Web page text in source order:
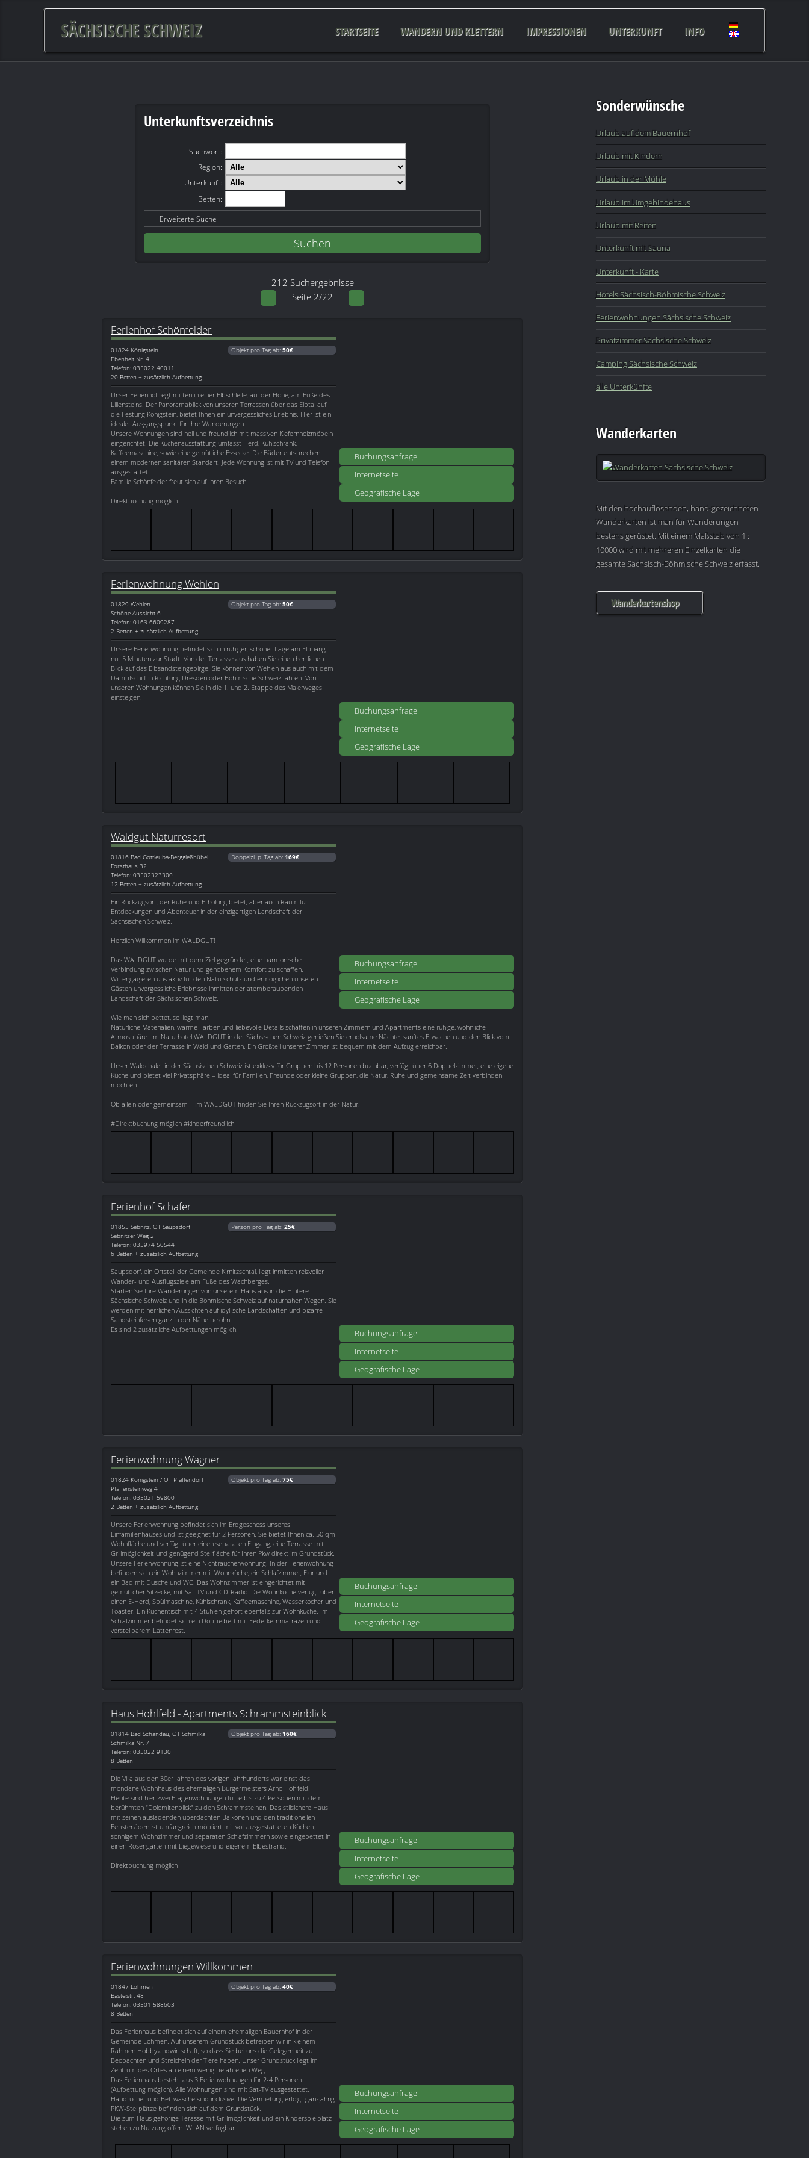
SÄCHSISCHE SCHWEIZ STARTSEITE WANDERN UND KLETTERN IMPRESSIONEN UNTERKUNFT INFO
Unterkunftsverzeichnis
Suchwort:
Region:
Unterkunft:
Betten:
Erweiterte Suche
212 Suchergebnisse
Seite 2/22
Buchungsanfrage
Internetseite
Geografische Lage
Ferienhof Schönfelder
01824 Königstein
Ebenheit Nr. 4
Telefon: 035022 40011
20 Betten + zusätzlich Aufbettung
Objekt pro Tag ab: 50€
Unser Ferienhof liegt mitten in einer Elbschleife, auf der Höhe, am Fuße des
Liliensteins. Der Panoramablick von unseren Terrassen über das Elbtal auf
die Festung Königstein, bietet Ihnen ein unvergessliches Erlebnis. Hier ist ein
idealer Ausgangspunkt für Ihre Wanderungen.
Unsere Wohnungen sind hell und freundlich mit massiven Kiefernholzmöbeln
eingerichtet. Die Küchenausstattung umfasst Herd, Kühlschrank,
Kaffeemaschine, sowie eine gemütliche Essecke. Die Bäder entsprechen
einem modernen sanitären Standart. Jede Wohnung ist mit TV und Telefon
ausgestattet.
Familie Schönfelder freut sich auf Ihren Besuch!
Direktbuchung möglich
Buchungsanfrage
Internetseite
Geografische Lage
Ferienwohnung Wehlen
01829 Wehlen
Schöne Aussicht 6
Telefon: 0163 6609287
2 Betten + zusätzlich Aufbettung
Objekt pro Tag ab: 50€
Unsere Ferienwohnung befindet sich in ruhiger, schöner Lage am Elbhang
nur 5 Minuten zur Stadt. Von der Terrasse aus haben Sie einen herrlichen
Blick auf das Elbsandsteingebirge. Sie können von Wehlen aus auch mit dem
Dampfschiff in Richtung Dresden oder Böhmische Schweiz fahren. Von
unseren Wohnungen können Sie in die 1. und 2. Etappe des Malerweges
einsteigen.
Buchungsanfrage
Internetseite
Geografische Lage
Waldgut Naturresort
01816 Bad Gottleuba-Berggießhübel
Forsthaus 32
Telefon: 03502323300
12 Betten + zusätzlich Aufbettung
Doppelzi. p. Tag ab: 169€
Ein Rückzugsort, der Ruhe und Erholung bietet, aber auch Raum für
Entdeckungen und Abenteuer in der einzigartigen Landschaft der
Sächsischen Schweiz.
Herzlich Willkommen im WALDGUT!
Das WALDGUT wurde mit dem Ziel gegründet, eine harmonische
Verbindung zwischen Natur und gehobenem Komfort zu schaffen.
Wir engagieren uns aktiv für den Naturschutz und ermöglichen unseren
Gästen unvergessliche Erlebnisse inmitten der atemberaubenden
Landschaft der Sächsischen Schweiz.
Wie man sich bettet, so liegt man.
Natürliche Materialien, warme Farben und liebevolle Details schaffen in unseren Zimmern und Apartments eine ruhige, wohnliche
Atmosphäre. Im Naturhotel WALDGUT in der Sächsischen Schweiz genießen Sie erholsame Nächte, sanftes Erwachen und den Blick vom
Balkon oder der Terrasse in Wald und Garten. Ein Großteil unserer Zimmer ist bequem mit dem Aufzug erreichbar.
Unser Waldchalet in der Sächsischen Schweiz ist exklusiv für Gruppen bis 12 Personen buchbar, verfügt über 6 Doppelzimmer, eine eigene
Küche und bietet viel Privatsphäre – ideal für Familien, Freunde oder kleine Gruppen, die Natur, Ruhe und gemeinsame Zeit verbinden
möchten.
Ob allein oder gemeinsam – im WALDGUT finden Sie Ihren Rückzugsort in der Natur.
#Direktbuchung möglich #kinderfreundlich
Buchungsanfrage
Internetseite
Geografische Lage
Ferienhof Schäfer
01855 Sebnitz, OT Saupsdorf
Sebnitzer Weg 2
Telefon: 035974 50544
6 Betten + zusätzlich Aufbettung
Person pro Tag ab: 25€
Saupsdorf, ein Ortsteil der Gemeinde Kirnitzschtal, liegt inmitten reizvoller
Wander- und Ausflugsziele am Fuße des Wachberges.
Starten Sie Ihre Wanderungen von unserem Haus aus in die Hintere
Sächsische Schweiz und in die Böhmische Schweiz auf naturnahen Wegen. Sie
werden mit herrlichen Aussichten auf idyllische Landschaften und bizarre
Sandsteinfelsen ganz in der Nähe belohnt.
Es sind 2 zusätzliche Aufbettungen möglich.
Buchungsanfrage
Internetseite
Geografische Lage
Ferienwohnung Wagner
01824 Königstein / OT Pfaffendorf
Pfaffensteinweg 4
Telefon: 035021 59800
2 Betten + zusätzlich Aufbettung
Objekt pro Tag ab: 75€
Unsere Ferienwohnung befindet sich im Erdgeschoss unseres
Einfamilienhauses und ist geeignet für 2 Personen. Sie bietet Ihnen ca. 50 qm
Wohnfläche und verfügt über einen separaten Eingang, eine Terrasse mit
Grillmöglichkeit und genügend Stellfläche für Ihren Pkw direkt im Grundstück.
Unsere Ferienwohnung ist eine Nichtraucherwohnung. In der Ferienwohnung
befinden sich ein Wohnzimmer mit Wohnküche, ein Schlafzimmer, Flur und
ein Bad mit Dusche und WC. Das Wohnzimmer ist eingerichtet mit
gemütlicher Sitzecke, mit Sat-TV und CD-Radio. Die Wohnküche verfügt über
einen E-Herd, Spülmaschine, Kühlschrank, Kaffeemaschine, Wasserkocher und
Toaster. Ein Küchentisch mit 4 Stühlen gehört ebenfalls zur Wohnküche. Im
Schlafzimmer befindet sich ein Doppelbett mit Federkernmatrazen und
verstellbarem Lattenrost.
Buchungsanfrage
Internetseite
Geografische Lage
Haus Hohlfeld - Apartments Schrammsteinblick
01814 Bad Schandau, OT Schmilka
Schmilka Nr. 7
Telefon: 035022 9130
8 Betten
Objekt pro Tag ab: 160€
Die Villa aus den 30er Jahren des vorigen Jahrhunderts war einst das
mondäne Wohnhaus des ehemaligen Bürgermeisters Arno Hohlfeld.
Heute sind hier zwei Etagenwohnungen für je bis zu 4 Personen mit dem
berühmten "Dolomitenblick" zu den Schrammsteinen. Das stilsichere Haus
mit seinen ausladenden überdachten Balkonen und den traditionellen
Fensterläden ist umfangreich möbliert mit voll ausgestatteten Küchen,
sonnigem Wohnzimmer und separaten Schlafzimmern sowie eingebettet in
einen Rosengarten mit Liegewiese und eigenem Elbestrand.
Direktbuchung möglich
Buchungsanfrage
Internetseite
Geografische Lage
Ferienwohnungen Willkommen
01847 Lohmen
Basteistr. 48
Telefon: 03501 588603
8 Betten
Objekt pro Tag ab: 40€
Das Ferienhaus befindet sich auf einem ehemaligen Bauernhof in der
Gemeinde Lohmen. Auf unserem Grundstück betreiben wir in kleinem
Rahmen Hobbylandwirtschaft, so dass Sie bei uns die Gelegenheit zu
Beobachten und Streicheln der Tiere haben. Unser Grundstück liegt im
Zentrum des Ortes an einem wenig befahrenen Weg.
Das Ferienhaus besteht aus 3 Ferienwohnungen für 2-4 Personen
(Aufbettung möglich). Alle Wohnungen sind mit Sat-TV ausgestattet.
Handtücher und Bettwäsche sind inclusive. Die Vermietung erfolgt ganzjährig.
PKW-Stellplätze befinden sich auf dem Grundstück.
Die zum Haus gehörige Terasse mit Grillmöglichkeit und ein Kinderspielplatz
stehen zu Nutzung offen. WLAN verfügbar.
Sonderwünsche
Urlaub auf dem Bauernhof
Urlaub mit Kindern
Urlaub in der Mühle
Urlaub im Umgebindehaus
Urlaub mit Reiten
Unterkunft mit Sauna
Unterkunft - Karte
Hotels Sächsisch-Böhmische Schweiz
Ferienwohnungen Sächsische Schweiz
Privatzimmer Sächsische Schweiz
Camping Sächsische Schweiz
alle Unterkünfte
Wanderkarten
Mit den hochauflösenden, hand-gezeichneten
Wanderkarten ist man für Wanderungen
bestens gerüstet. Mit einem Maßstab von 1 :
10000 wird mit mehreren Einzelkarten die
gesamte Sächsisch-Böhmische Schweiz erfasst.
Wanderkartenshop